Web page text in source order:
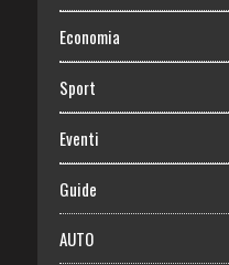
Economia
Sport
Eventi
Guide
AUTO